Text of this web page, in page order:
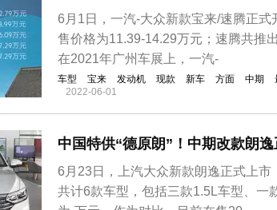
6月1日，一汽-大众新款宝来/速腾正
售价格为11.39-14.29万元；速腾共推
在2021年广州车展上，一汽-
车型 宝来 发动机 现款 新车 方面 中期
2022-06-01
中国特供“德原朗”！中期改款朗
6月23日，上汽大众新款朗逸正式上
共计6款车型，包括三款1.5L车型、一